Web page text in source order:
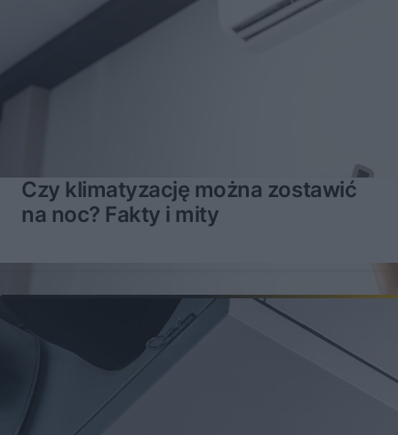
Czy klimatyzację można zostawić
na noc? Fakty i mity